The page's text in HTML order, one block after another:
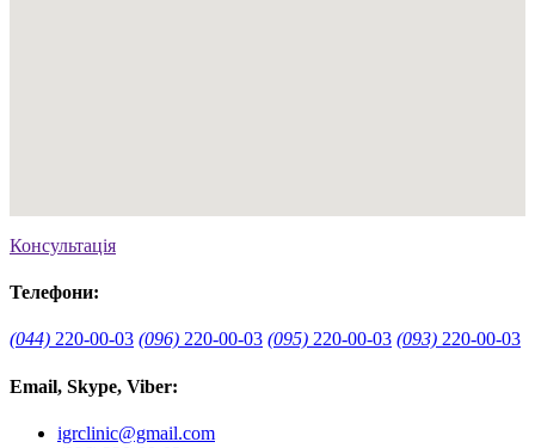
Консультація
Телефони:
(044) 220-00-03 (096) 220-00-03 (095) 220-00-03 (093) 220-00-03
Email, Skype, Viber:
igrclinic@gmail.com